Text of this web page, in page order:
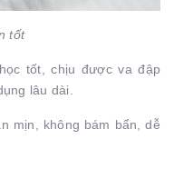
tốt
tốt, chịu được va đập
lâu dài.
mịn, không bám bẩn, dễ